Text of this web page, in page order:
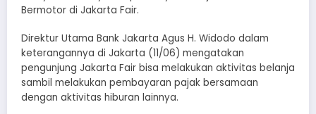
Bermotor di Jakarta Fair.
Direktur Utama Bank Jakarta Agus H. Widodo dalam
keterangannya di Jakarta (11/06) mengatakan
pengunjung Jakarta Fair bisa melakukan aktivitas belanja
sambil melakukan pembayaran pajak bersamaan
dengan aktivitas hiburan lainnya.